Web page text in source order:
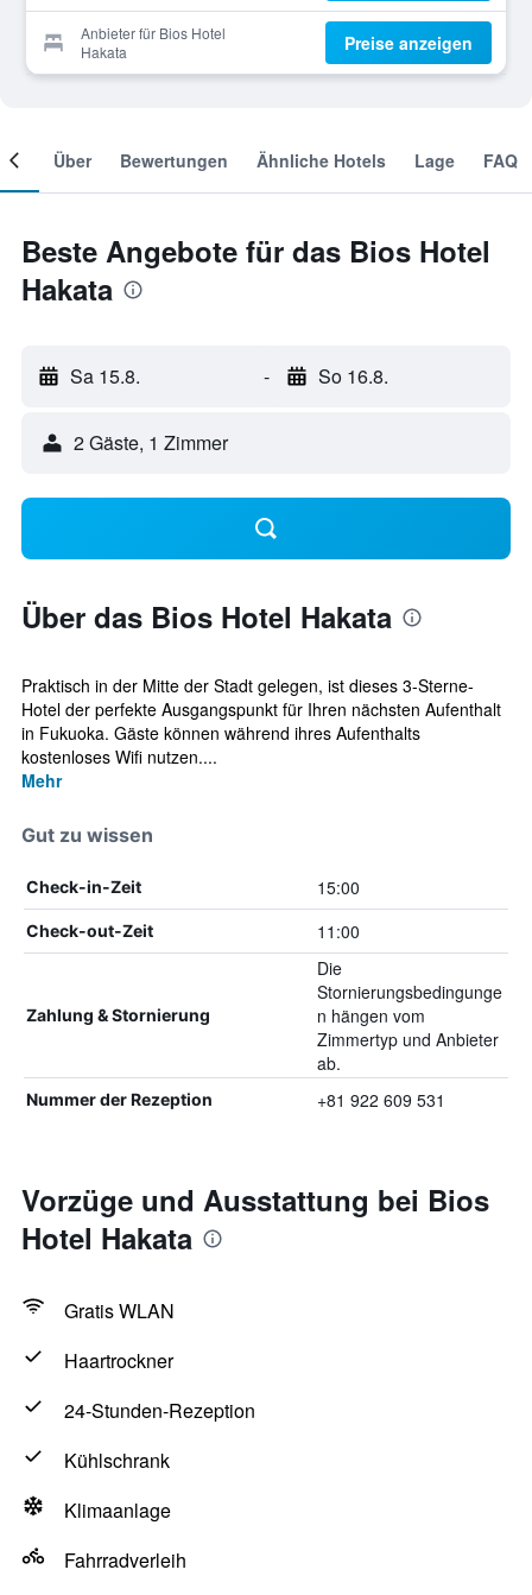
Anbieter für Bios Hotel
Hakata
Preise anzeigen
Über Bewertungen Ähnliche Hotels Lage FAQ
Beste Angebote für das Bios Hotel
Hakata
Sa 15.8. - So 16.8.
2 Gäste, 1 Zimmer
Über das Bios Hotel Hakata
Praktisch in der Mitte der Stadt gelegen, ist dieses 3-Sterne-
Hotel der perfekte Ausgangspunkt für Ihren nächsten Aufenthalt
in Fukuoka. Gäste können während ihres Aufenthalts
kostenloses Wifi nutzen....
Mehr
Gut zu wissen
Check-in-Zeit 15:00
Check-out-Zeit 11:00
Zahlung & Stornierung
Die
Stornierungsbedingunge
n hängen vom
Zimmertyp und Anbieter
ab.
Nummer der Rezeption +81 922 609 531
Vorzüge und Ausstattung bei Bios
Hotel Hakata
Gratis WLAN
Haartrockner
24-Stunden-Rezeption
Kühlschrank
Klimaanlage
Fahrradverleih